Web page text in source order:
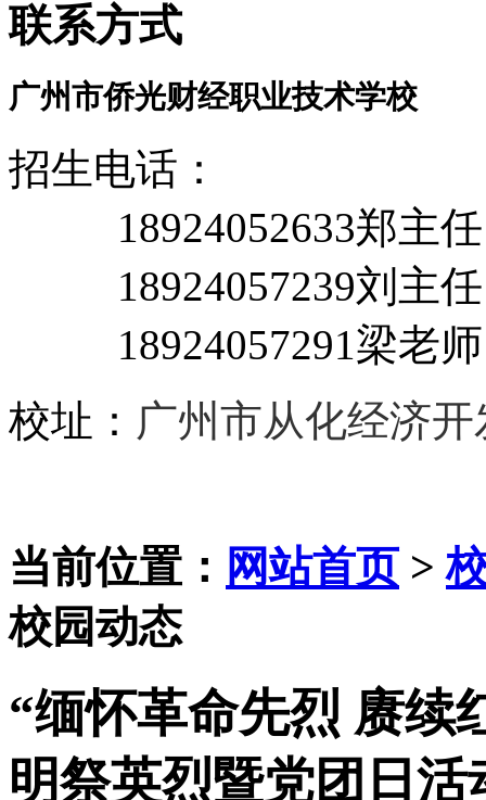
联系方式
广州市侨光财经职业技术学校
招生电话：
18924052633郑主
18924057239刘主任
18924057291梁老师
校址： 广州市从化经济
当前位置： 网站首页>
校园动态
“缅怀革命先烈 赓
明祭英烈暨党团日活